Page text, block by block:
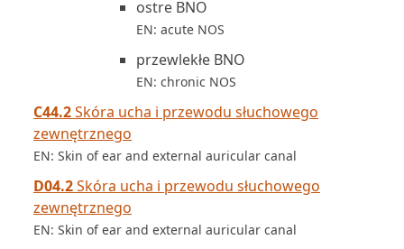
ostre BNO
EN: acute NOS
przewlekłe BNO
EN: chronic NOS
C44.2Skóra ucha i przewodu słuchowego
zewnętrznego
EN: Skin of ear and external auricular canal
D04.2Skóra ucha i przewodu słuchowego
zewnętrznego
EN: Skin of ear and external auricular canal